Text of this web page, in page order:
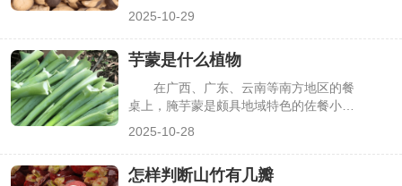
品，口感软糯清甜，还富含淀粉与蛋白
不知它源自哪种植物，甚至会与莲子、芡
实混淆。其实鸡头米是特定水生植物的种
子，有着独特的生长形态与生长环境，了
解它的植物属性，能更清晰地认识这一特
色食材，下面详细解析鸡头米的植物真身
与相关特性。
2025-10-29
芋蒙是什么植物
在广西、广东、云南等南方地区的餐
桌上，腌芋蒙是颇具地域特色的佐餐小
知道它源自哪种植物，甚至会将其与芋
头、魔芋等混淆。其实芋蒙是特定植物的
2025-10-28
怎样判断山竹有几瓣